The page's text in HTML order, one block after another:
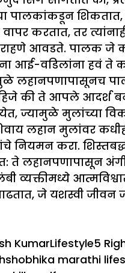
पालकांकडून
करतात, तर
राहणे आवडते. पालक जे
आई-वडिलांना हवं ते
लहानपणापासूनच
की ते आपले आदर्श
ज्यामुळे मुलांच्या
लहान मुलांवर
नियमन करा.
ते लहानपणापासून
व्यक्तीमध्ये
जे यशस्वी जीवन
KumarCategories
LifestyleTags
5
marathi